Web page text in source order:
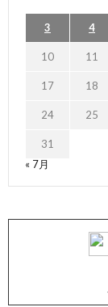
3 4
10 11
17 18
24 25
31
« 7月